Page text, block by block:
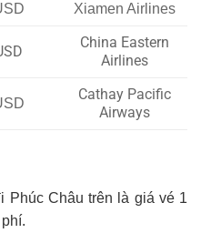
Xiamen Airlines
China Eastern
Airlines
Cathay Pacific
Airways
Phúc Châu trên là giá vé 1